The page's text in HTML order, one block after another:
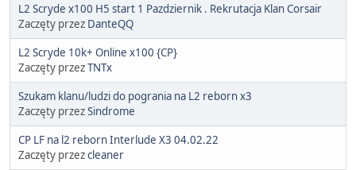
L2 Scryde x100 H5 start 1 Pazdziernik . Rekrutacja Klan Corsair
Zaczęty przez DanteQQ
L2 Scryde 10k+ Online x100 {CP}
Zaczęty przezTNTx
Szukam klanu/ludzi do pogrania na L2 reborn x3
Zaczęty przezSindrome
CP LF na l2 reborn Interlude X3 04.02.22
Zaczęty przezcleaner